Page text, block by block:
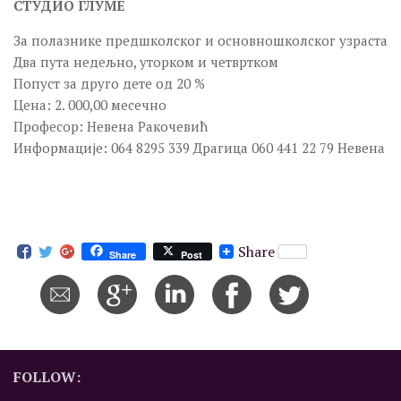
Позоришни програм
Позоришни програм
Дечији програм
Дечији програм
Филмски програм
Научно-образовни програм
Ликовни програм
СТУДИО ГЛУМЕ
За полазнике предшколског и основношколског узраста
Два пута недељно, уторком и четвртком
Попуст за друго дете од 20 %
Цена: 2. 000,00 месечно
Професор: Невена Ракочевић
Информације: 064 8295 339 Драгица 060 441 22 79 Невена
Share Post Share
FOLLOW: